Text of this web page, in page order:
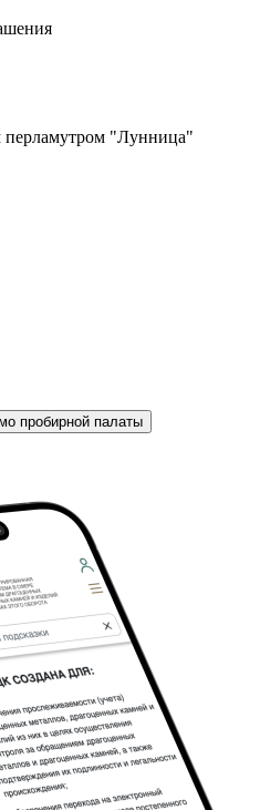
перламутром "Лунница"
пробирной палаты